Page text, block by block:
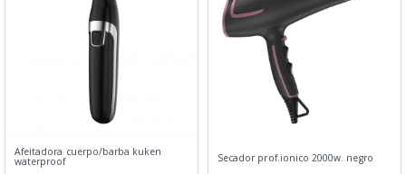
Afeitadora cuerpo/barba kuken
waterproof Secador prof.ionico 2000w. negro